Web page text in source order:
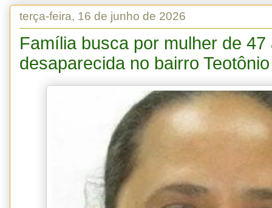
terça-feira, 16 de junho de 2026
Família busca por mulher de 47
desaparecida no bairro